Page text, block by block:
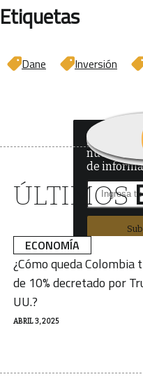
Etiquetas
Dane Inversión
¿Quieres
nuestro
de
ÚLTIMOS
ECONOMÍA
ABRIL 3, 2025
¿Cómo queda Colombia
de 10% decretado por
UU.?